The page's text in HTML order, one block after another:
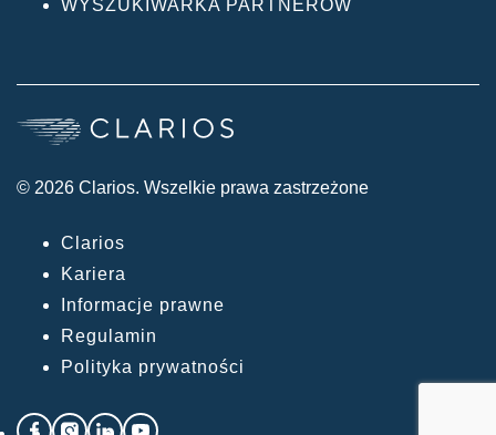
WYSZUKIWARKA PARTNERÓW
© 2026 Clarios. Wszelkie prawa zastrzeżone
Clarios
Kariera
Informacje prawne
Regulamin
Polityka prywatności